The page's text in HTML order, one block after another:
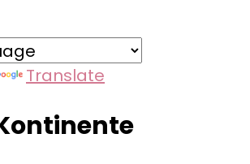
Translate